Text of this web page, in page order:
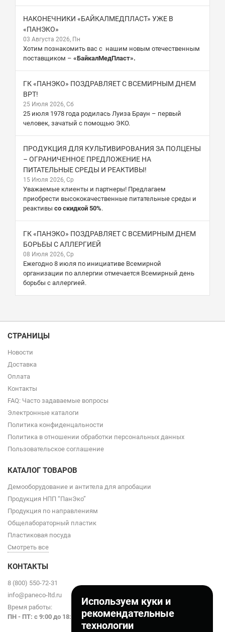
Используем куки и
рекомендательные
технологии
НАКОНЕЧНИКИ «БАЙКАЛМЕДПЛАСТ» УЖЕ В
«ПАНЭКО»
03 Августа 2026, Пн
Хотим познакомить вас с нашим новым отечественным
поставщиком – «БайкалМедПласт».
ГК «ПАНЭКО» ПОЗДРАВЛЯЕТ С ВСЕМИРНЫМ ДНЕМ
ВРТ!
25 Июля 2026, Сб
25 июля 1978 года родилась Луиза Браун – первый
человек, зачатый с помощью ЭКО.
ПРОДУКЦИЯ ДЛЯ КУЛЬТИВИРОВАНИЯ ЗА ПОЛЦЕНЫ
– ОГРАНИЧЕННОЕ ПРЕДЛОЖЕНИЕ НА
ПИТАТЕЛЬНЫЕ СРЕДЫ И РЕАКТИВЫ!
15 Июля 2026, Ср
Уважаемые клиенты и партнеры! Предлагаем
приобрести высококачественные питательные среды и
реактивы со скидкой 50%.
ГК «ПАНЭКО» ПОЗДРАВЛЯЕТ С ВСЕМИРНЫМ ДНЕМ
БОРЬБЫ С АЛЛЕРГИЕЙ
08 Июля 2026, Ср
Ежегодно 8 июля по инициативе Всемирной
организации по аллергии отмечается Всемирный день
борьбы с аллергией.
СТРАНИЦЫ
Новости
Доставка
Оплата
Контакты
FAQ: Часто задаваемые вопросы
Электронные каталоги
Политика конфиденцальности
Политика в отношении обработки персональных данных
Пользовательское соглашение
КАТАЛОГ ТОВАРОВ
Демооборудование и антитела для апробации
Продукция НПП “ПанЭко”
Продукция по направлениям
Общелабораторный пластик
Пластиковая посуда
Смотреть все
КОНТАКТЫ
8 (800) 550-72-31
info@paneco-ltd.ru
Время работы:
ПН - ПТ: с 9:00 до 18:00